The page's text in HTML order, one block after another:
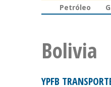
Petróleo
Bolivia
YPFB